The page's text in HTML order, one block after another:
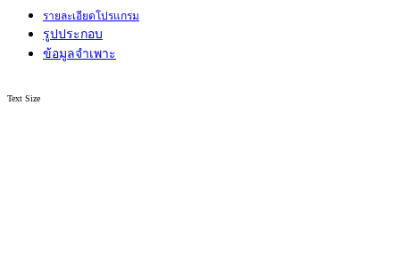
รายละเอียดโปรแกรม
รูปประกอบ
ข้อมูลจำเพาะ
Text Size